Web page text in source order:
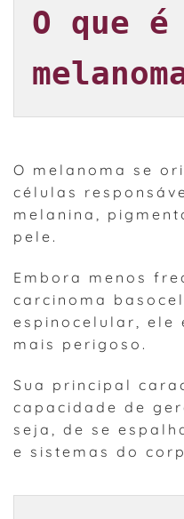
O que é
O melanoma se
células
melanina,
pele.
Embora menos
carcinoma
espinocelular, ele
mais perigoso.
Sua principal
capacidade de
seja, de se
e sistemas do